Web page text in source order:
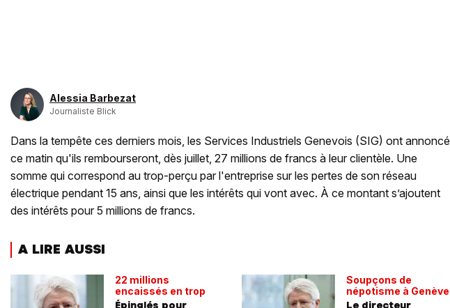
Alessia Barbezat
Journaliste Blick
Dans la tempête ces derniers mois, les Services Industriels Genevois (SIG) ont annoncé
ce matin qu'ils rembourseront, dès juillet, 27 millions de francs à leur clientèle. Une
somme qui correspond au trop-perçu par l'entreprise sur les pertes de son réseau
électrique pendant 15 ans, ainsi que les intérêts qui vont avec. À ce montant s’ajoutent
des intérêts pour 5 millions de francs.
A LIRE AUSSI
22 millions
encaissés en trop
Épinglés pour
Soupçons de
népotisme à Genève
Le directeur